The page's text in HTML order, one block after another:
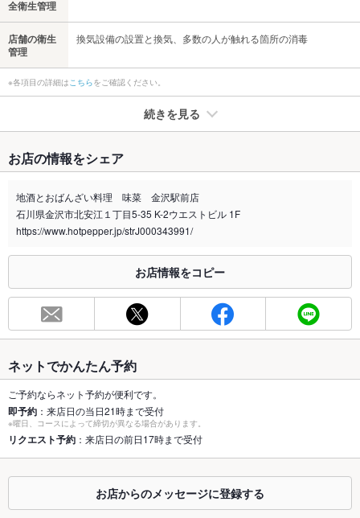
全衛生管理
店舗の衛生
管理
換気設備の設置と換気、多数の人が触れる箇所の消毒
※各項目の詳細は こちらをご確認ください。
続きを見る
禁煙・喫煙 全席喫煙可
喫煙専用室 なし
※2020年4月1日～受動喫煙対策に関する法律が施行されています。正しい情報はお店へお問い
総席数 18席
最大宴会収
20人
個室 なし
座敷 なし
掘りごたつ なし
カウンター あり
ソファー なし
お店の情報をシェア
地酒とおばんざい料理 味菜 金沢駅前店
石川県金沢市北安江１丁目5-35 K-2ウエストビル 1F
https://www.hotpepper.jp/strJ000343991/
お店情報をコピー
ネットでかんたん予約
ご予約ならネット予約が便利です。
即予約 ：来店日の当日21時まで受付
※曜日、コースによって締切が異なる場合があります。
リクエスト予約 ：来店日の前日17時まで受付
お店からのメッセージに登録する